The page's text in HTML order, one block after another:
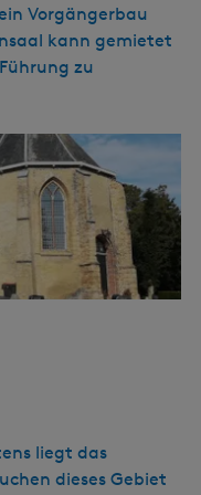
Vorgängerbau
kann gemietet
zu
liegt das
dieses Gebiet